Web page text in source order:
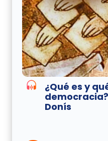
¿Qué es y
Donís